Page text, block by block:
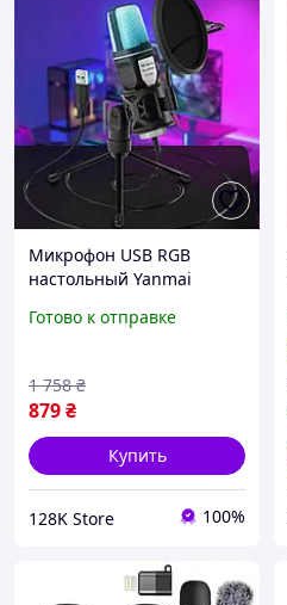
Микрофон USB RGB
настольный Yanmai
ПК конденсаторный
стриминговый
Готово к отправке
879₴
1 758 ₴
Купить
128K Store 100%